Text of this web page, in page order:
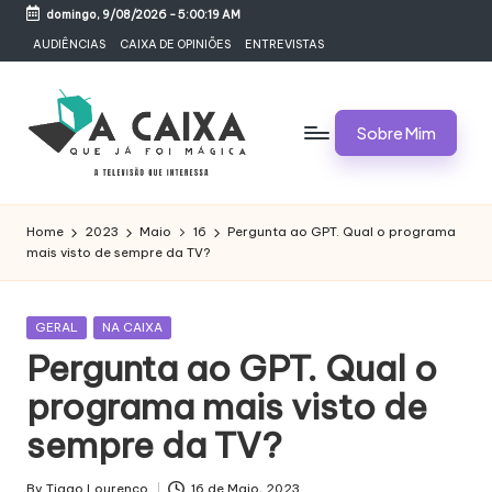
content
domingo, 9/08/2026-5:00:20 AM
AUDIÊNCIAS CAIXA DE OPINIÕES ENTREVISTAS
A
C
A
I
X
A
Q
U
Programas,
e
Bastidores
Sobre Mim
Home 2023 Maio 16
Pergunta ao GPT. Qual o programa
mais visto de sempre da TV?
Posted
GERAL NA CAIXA
Pergunta ao GPT. Qual o
programa mais visto de
sempre da TV?